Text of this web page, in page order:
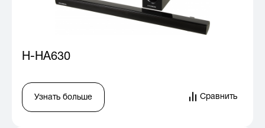
H-HA630
Узнать больше Сравнить